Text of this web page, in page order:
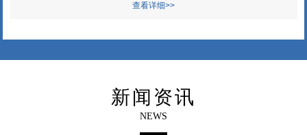
查看详细>>
新闻资讯
NEWS